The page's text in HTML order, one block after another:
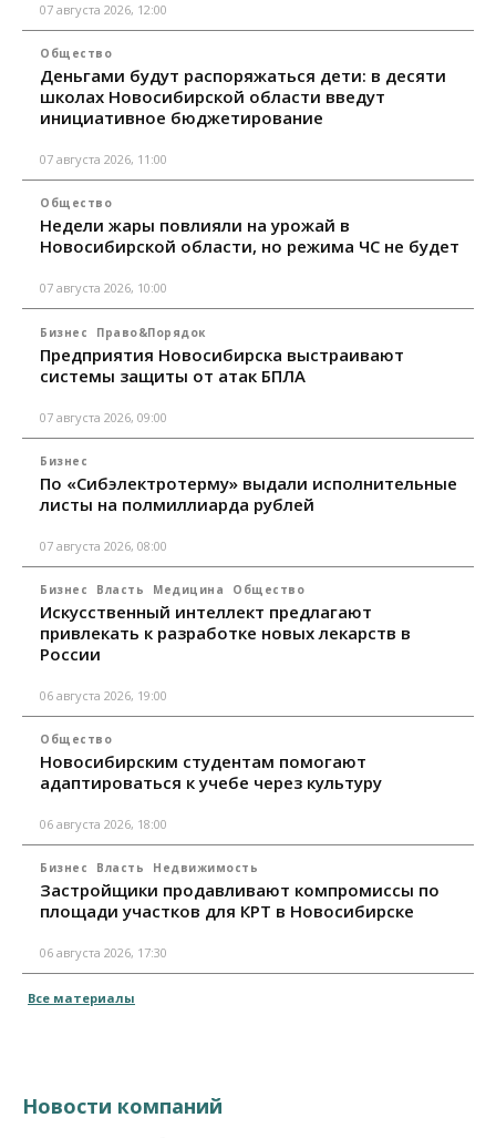
07 августа 2026, 12:00
Общество
Деньгами будут распоряжаться дети: в десяти
школах Новосибирской области введут
инициативное бюджетирование
07 августа 2026, 11:00
Общество
Недели жары повлияли на урожай в
Новосибирской области, но режима ЧС не будет
07 августа 2026, 10:00
Бизнес Право&Порядок
Предприятия Новосибирска выстраивают
системы защиты от атак БПЛА
07 августа 2026, 09:00
Бизнес
По «Сибэлектротерму» выдали исполнительные
листы на полмиллиарда рублей
07 августа 2026, 08:00
Бизнес Власть Медицина Общество
Искусственный интеллект предлагают
привлекать к разработке новых лекарств в
России
06 августа 2026, 19:00
Общество
Новосибирским студентам помогают
адаптироваться к учебе через культуру
06 августа 2026, 18:00
Бизнес Власть Недвижимость
Застройщики продавливают компромиссы по
площади участков для КРТ в Новосибирске
06 августа 2026, 17:30
Все материалы
Новости компаний